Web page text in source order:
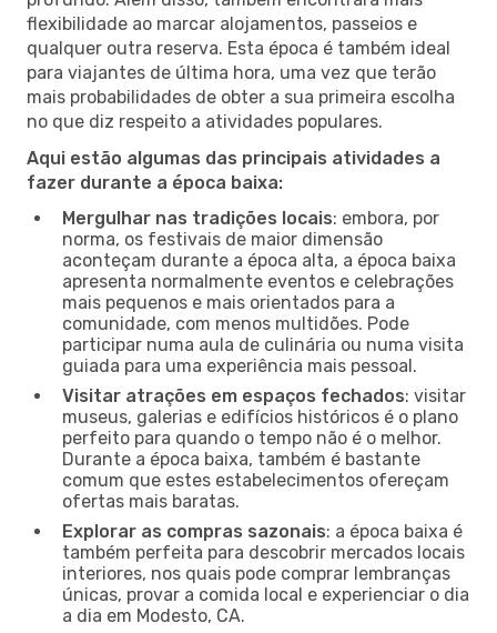
flexibilidade ao marcar alojamentos, passeios e
qualquer outra reserva. Esta época é também ideal
para viajantes de última hora, uma vez que terão
mais probabilidades de obter a sua primeira escolha
no que diz respeito a atividades populares.
Aqui estão algumas das principais atividades a
fazer durante a época baixa:
Mergulhar nas tradições locais: embora, por
norma, os festivais de maior dimensão
aconteçam durante a época alta, a época baixa
apresenta normalmente eventos e celebrações
mais pequenos e mais orientados para a
comunidade, com menos multidões. Pode
participar numa aula de culinária ou numa visita
guiada para uma experiência mais pessoal.
Visitar atrações em espaços fechados: visitar
museus, galerias e edifícios históricos é o plano
perfeito para quando o tempo não é o melhor.
Durante a época baixa, também é bastante
comum que estes estabelecimentos ofereçam
ofertas mais baratas.
Explorar as compras sazonais: a época baixa é
também perfeita para descobrir mercados locais
interiores, nos quais pode comprar lembranças
únicas, provar a comida local e experienciar o dia
a dia em Modesto, CA.